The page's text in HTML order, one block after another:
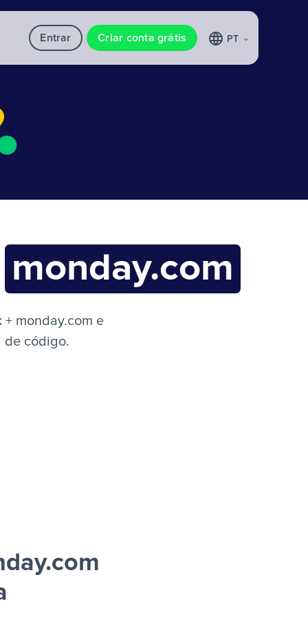
Entrar Criar conta grátis PT
monday.com
monday.com e
de código.